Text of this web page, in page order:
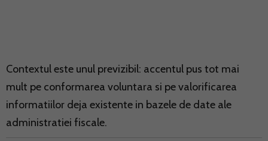
Contextul este unul previzibil: accentul pus tot mai
mult pe conformarea voluntara si pe valorificarea
informatiilor deja existente in bazele de date ale
administratiei fiscale.